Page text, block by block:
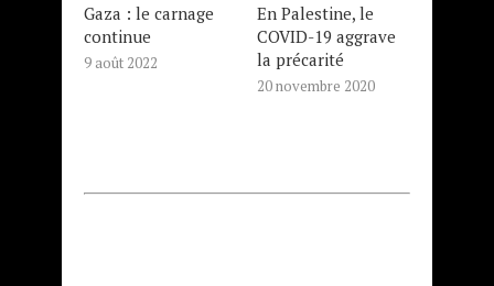
Gaza : le carnage
continue
9 août 2022
En Palestine, le
COVID-19 aggrave
la précarité
20 novembre 2020